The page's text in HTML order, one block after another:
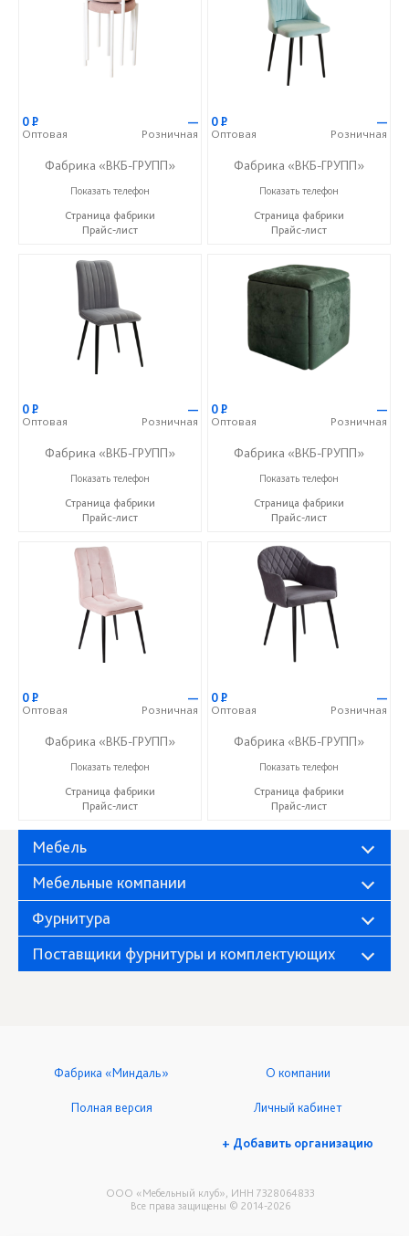
0Р
Оптовая
—
Розничная
Фабрика «ВКБ-ГРУПП»
+7 (927) 391-50-09
Показать телефон
Страница фабрики
Прайс-лист
0Р
Оптовая
—
Розничная
Фабрика «ВКБ-ГРУПП»
+7 (927) 391-50-09
Показать телефон
Страница фабрики
Прайс-лист
0Р
Оптовая
—
Розничная
Фабрика «ВКБ-ГРУПП»
+7 (927) 391-50-09
Показать телефон
Страница фабрики
Прайс-лист
0Р
Оптовая
—
Розничная
Фабрика «ВКБ-ГРУПП»
+7 (927) 391-50-09
Показать телефон
Страница фабрики
Прайс-лист
0Р
Оптовая
—
Розничная
Фабрика «ВКБ-ГРУПП»
+7 (927) 391-50-09
Показать телефон
Страница фабрики
Прайс-лист
0Р
Оптовая
—
Розничная
Фабрика «ВКБ-ГРУПП»
+7 (927) 391-50-09
Показать телефон
Страница фабрики
Прайс-лист
Мебель
Мебельные компании
Фурнитура
Поставщики фурнитуры и комплектующих
ООО «Мебельный клуб», ИНН 7328064833
Все права защищены © 2014-2026
Фабрика «Миндаль» О компании
Полная версия Личный кабинет
+ Добавить организацию